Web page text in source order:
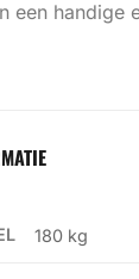
een handige
180 kg